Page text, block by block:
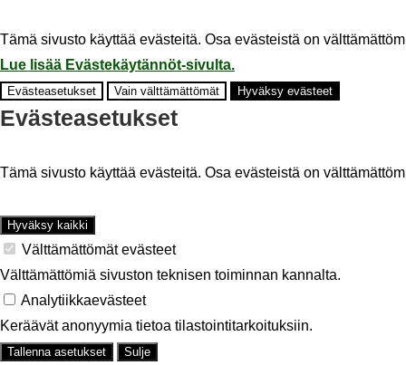
Tämä si­vus­to käyt­tää eväs­tei­tä. Osa eväs­teis­tä on
Lue lisää Evästekäytännöt-​sivulta.
Eväs­tea­se­tuk­set Vain vält­tä­mät­tö­mät Hy­väk­sy eväs­teet
Eväs­tea­se­tuk­set
Tämä si­vus­to käyt­tää eväs­tei­tä. Osa eväs­teis­tä on
Hy­väk­sy kaik­ki
Vält­tä­mät­tö­mät eväs­teet
Vält­tä­mät­tö­miä si­vus­ton tek­ni­sen toi­min­nan kan­nal­ta.
Ana­ly­tiik­kae­väs­teet
Ke­rää­vät ano­nyy­mia tie­toa ti­las­toin­ti­tar­koi­tuk­siin.
Tal­len­na ase­tuk­set Sulje